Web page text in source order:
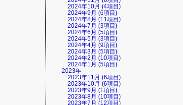
2024年10月 (4項目)
2024年9月 (6項目)
2024年8月 (11項目)
2024年7月 (3項目)
2024年6月 (5項目)
2024年5月 (3項目)
2024年4月 (9項目)
2024年3月 (5項目)
2024年2月 (10項目)
2024年1月 (5項目)
2023年
2023年11月 (6項目)
2023年10月 (6項目)
2023年9月 (1項目)
2023年8月 (10項目)
2023年7月 (12項目)